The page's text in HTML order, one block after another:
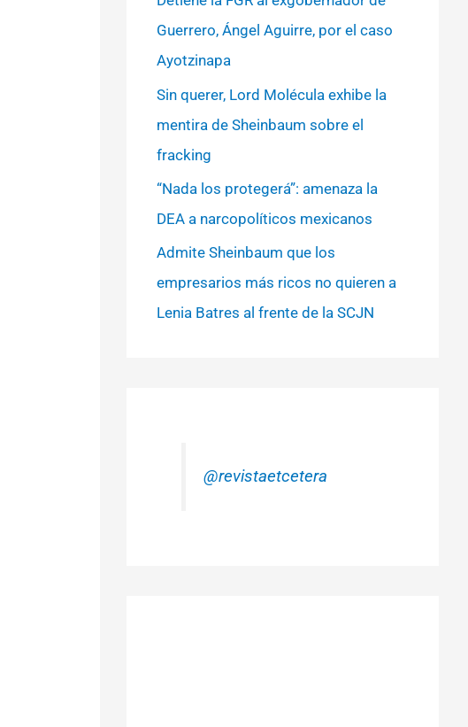
Guerrero, Ángel Aguirre, por el caso
Ayotzinapa
Sin querer, Lord Molécula exhibe la
mentira de Sheinbaum sobre el
fracking
“Nada los protegerá”: amenaza la
DEA a narcopolíticos mexicanos
Admite Sheinbaum que los
empresarios más ricos no quieren a
Lenia Batres al frente de la SCJN
@revistaetcetera